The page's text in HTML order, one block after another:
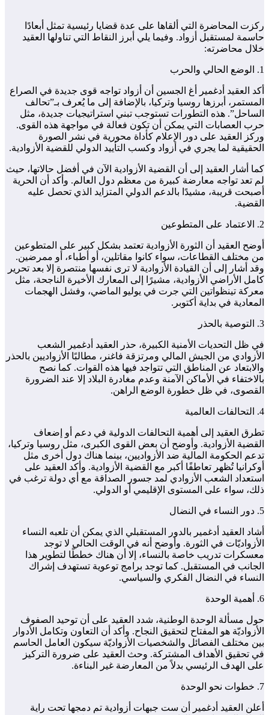
ركزت المحاضرة التي ألقاها على عدة قضايا رئيسية تمثل أبعادًا
حاسمة لمستقبل أزواد. وفيما يلي أبرز النقاط التي تناولها العقيد
خلال محاضرته:
1. الوضع الحالي والحرب
أكد العقيد أدغمير أغ الجسين أن أزواد تواجه قوى جديدة في الصراع
المستمر، أبرزها روسيا وتركيا، بالإضافة إلى ما يُعرف بـ”تحالف
الساحل”. هذه التطورات تستوجب تبني استراتيجيات جديدة، مثل
حرب العصابات التي يمكن أن تكون فعالة في مواجهة هذه القوى.
وركز العقيد على دور الإعلام كأداة محورية في نشر الصورة
الحقيقية لما يجري في أزواد وكسب التأييد الدولي للقضية الأزوادية.
كما أشار العقيد إلى أن القضية الأزوادية الآن في أفضل حالاتها، حيث
لم تعد تواجه معارضة كبيرة من معظم دول العالم. وأكد أن الحرية
أصبحت قريبة، مشيدًا بالدعم الدولي المتزايد الذي تحصل عليه
القضية.
2. الاعتماد على المتطوعين
أوضح العقيد أن الثورة الأزوادية تعتمد بشكل كبير على المتطوعين
من مختلف القطاعات، سواء كانوا مقاتلين، أو أطباء، أو ممرضين.
وقد أشار إلى أن القيادة الأزوادية لا ترى نفسها منتصرة إلا بعد تحرير
كامل الأراضي الأزوادية، مشيرًا إلى المعارك الأخيرة الناجحة، مثل
معركة تينظواتين التي جرت في يوليو الماضي، وفشل الهجمات
المعادية في بداية أكتوبر.
3. التوصية بالحذر
في ظل التحديات الأمنية الكبيرة، حذر العقيد أدغمير الشعب
الأزوادي من الجيش المالي ومرتزقة فاغنر، مطالبًا الأزواديين بالحذر
والابتعاد عن المناطق التي تتواجد فيها هذه القوات. كما نصح
بالاختفاء في الأماكن الآمنة وعدم مغادرة البلاد إلا عند الضرورة
القصوى، في ظل خطورة الوضع الراهن.
4. التحالفات العالمية
تطرق العقيد إلى أهمية التحالفات الدولية في دعم أو إضعاف
القضية الأزوادية. وأوضح أن بعض القوى الكبرى، مثل روسيا وتركيا،
تدعم الحكومة المالية ضد الأزواديين، بينما هناك دول أخرى مثل
أوكرانيا تُظهر تعاطفًا أكبر مع القضية الأزوادية. وأكد العقيد على
استعداد الشعب الأزوادي لمد جسور الصداقة مع أي دولة ترغب في
ذلك، سواء على المستوى الإقليمي أو الدولي.
5. دور النساء في النضال
أشاد العقيد أدغمير بالدور المستقبلي الذي يمكن أن تلعبه النساء
الأزواديّات في الثورة. وأوضح أنه في الوقت الحالي لا توجد
معسكرات تدريب خاصة بالنساء، إلا أن هناك خططًا لتطوير هذا
الجانب في المستقبل. كما توجد برامج توعوية تستهدف إشراك
النساء في النضال الفكري والسياسي.
6. أهمية الوحدة
حول مسألة الوحدة الوطنية، شدد العقيد على أن توحيد الصفوف
الأزواديّة هو المفتاح لتحقيق النجاح. وأكد أن التعاون وتكامل الأدوار
بين مختلف الفصائل والشخصيات الأزواديّة سيكون العامل الحاسم
في تحقيق الأهداف المشتركة. وحث العقيد على ضرورة التركيز
على الهدف الرئيسي بدلاً من المعارضة غير البناءة.
7. خطوات نحو الوحدة
أعلن العقيد أدغمير أن ست جبهات أزوادية تم دمجها تحت راية